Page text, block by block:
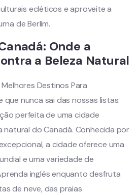
ecléticos e aproveite a
de Berlim.
Onde a
a Beleza Natural
Destinos Para
nunca sai das nossas listas:
perfeita de uma cidade
natural do Canadá. Conhecida por
a cidade oferece uma
e uma variedade de
inglês enquanto desfruta
de neve, das praias